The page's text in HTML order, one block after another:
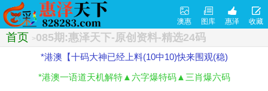
澳惠 图库 惠泽 收藏
首页 >085期:惠泽天下-原创资料-精选24码
*港澳【十码大神已经上料(10中10)快来围观(稳)
*港澳一语道天机解特▲六字爆特码▲三肖爆六码